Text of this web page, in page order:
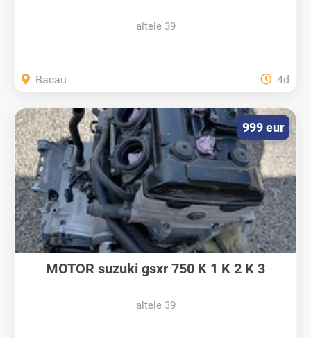
altele 39
Bacau 4d
MOTOR suzuki gsxr 750 K 1 K 2 K 3
altele 39
999 eur